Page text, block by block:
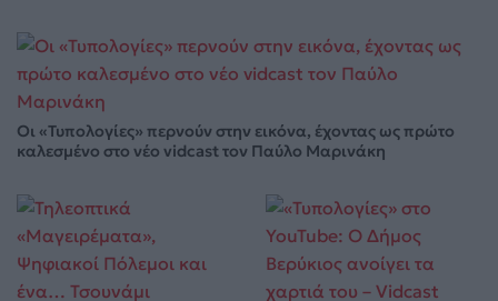
Οι «Τυπολογίες» περνούν στην εικόνα, έχοντας ως πρώτο
καλεσμένο στο νέο vidcast τον Παύλο Μαρινάκη